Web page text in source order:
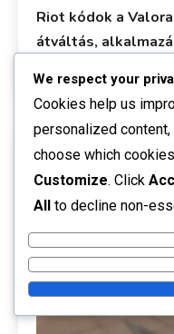
Riot kódok a
átváltás,
Riot Kód Beváltás
We respect your
Cookies help us
personalized content,
choose which
Customize. Click
All to decline non-